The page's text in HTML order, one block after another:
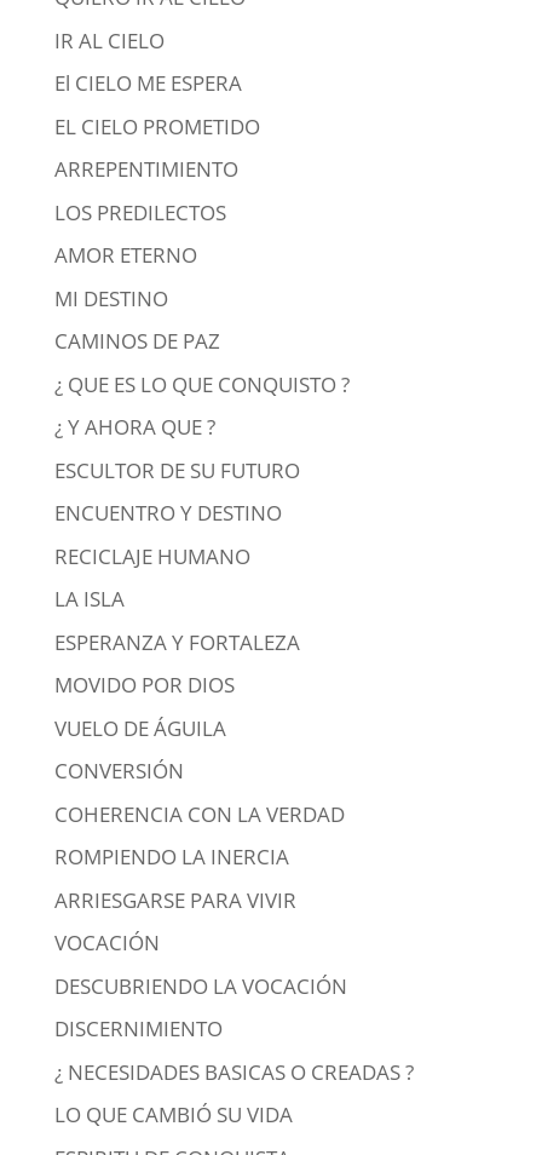
IR AL CIELO
El CIELO ME ESPERA
EL CIELO PROMETIDO
ARREPENTIMIENTO
LOS PREDILECTOS
AMOR ETERNO
MI DESTINO
CAMINOS DE PAZ
¿ QUE ES LO QUE CONQUISTO ?
¿ Y AHORA QUE ?
ESCULTOR DE SU FUTURO
ENCUENTRO Y DESTINO
RECICLAJE HUMANO
LA ISLA
ESPERANZA Y FORTALEZA
MOVIDO POR DIOS
VUELO DE ÁGUILA
CONVERSIÓN
COHERENCIA CON LA VERDAD
ROMPIENDO LA INERCIA
ARRIESGARSE PARA VIVIR
VOCACIÓN
DESCUBRIENDO LA VOCACIÓN
DISCERNIMIENTO
¿ NECESIDADES BASICAS O CREADAS ?
LO QUE CAMBIÓ SU VIDA